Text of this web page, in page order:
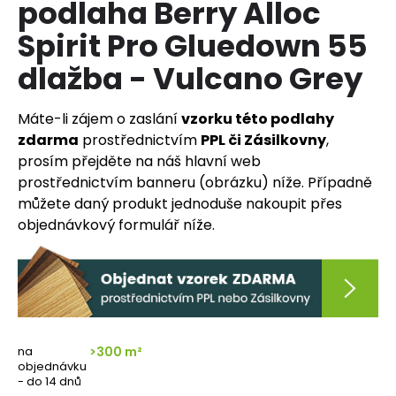
podlaha Berry Alloc
Spirit Pro Gluedown 55
dlažba - Vulcano Grey
Máte-li zájem o zaslánívzorku této podlahy
zdarma prostřednictvím PPL či Zásilkovny,
prosím přejděte na náš hlavní web
prostřednictvím banneru (obrázku) níže. Případně
můžete daný produkt jednoduše nakoupit přes
objednávkový formulář níže.
na
objednávku
- do 14 dnů
>300 m²
a
j
í
t
?
HLEDAT
D
o
p
r
u